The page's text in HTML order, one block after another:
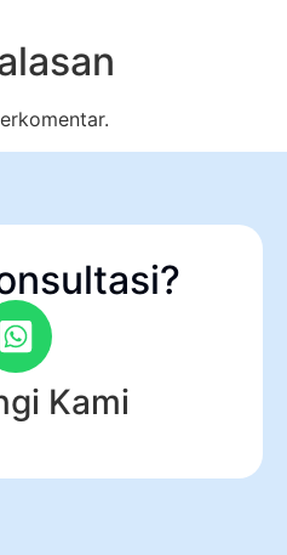
Kami